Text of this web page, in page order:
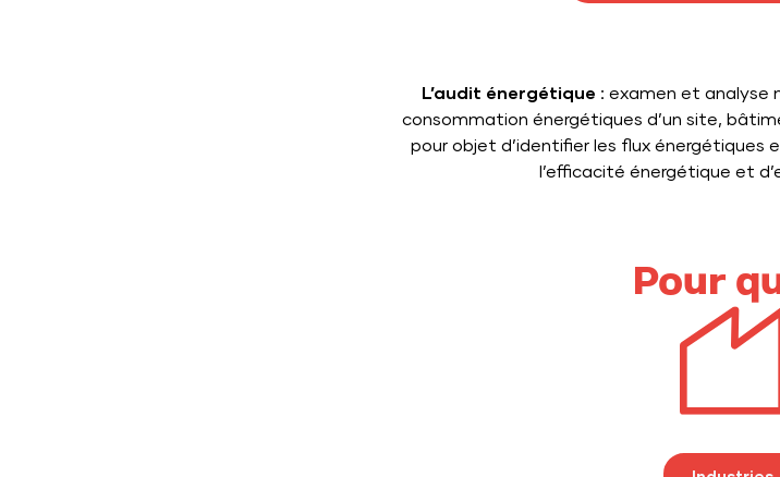
L’audit énergétique : examen et analyse
consommation énergétiques d’un site,
pour objet d’identifier les flux énergétiques
l’efficacité énergétique et
Pour